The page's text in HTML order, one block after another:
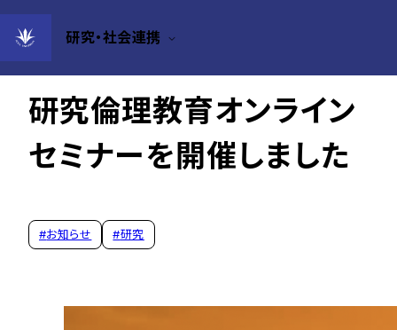
研究・社会連携
2023年01月19日
研究倫理教育オンライン
セミナーを開催しました
#お知らせ #研究